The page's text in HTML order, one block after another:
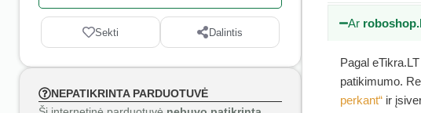
Sekti Dalintis
NEPATIKRINTA PARDUOTUVĖ
Ar
Pagal
patikimumo.
perkant“ ir